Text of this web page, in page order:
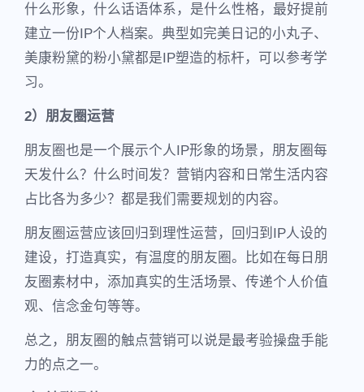
什么形象，什么话语体系，是什么性格，最好提前
建立一份IP个人档案。典型如完美日记的小丸子、
美康粉黛的粉小黛都是IP塑造的标杆，可以参考学
习。
2）朋友圈运营
朋友圈也是一个展示个人IP形象的场景，朋友圈每
天发什么？什么时间发？营销内容和日常生活内容
占比各为多少？都是我们需要规划的内容。
朋友圈运营应该回归到理性运营，回归到IP人设的
建设，打造真实，有温度的朋友圈。比如在每日朋
友圈素材中，添加真实的生活场景、传递个人价值
观、信念金句等等。
总之，朋友圈的触点营销可以说是最考验操盘手能
力的点之一。